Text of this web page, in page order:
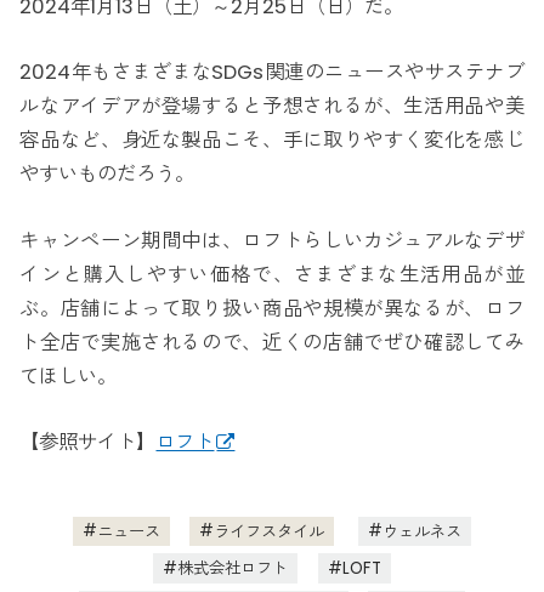
2024年1月13日（土）～2月25日（日）だ。
2024年もさまざまなSDGs関連のニュースやサステナブ
ルなアイデアが登場すると予想されるが、生活用品や美
容品など、身近な製品こそ、手に取りやすく変化を感じ
やすいものだろう。
キャンペーン期間中は、ロフトらしいカジュアルなデザ
インと購入しやすい価格で、さまざまな生活用品が並
ぶ。店舗によって取り扱い商品や規模が異なるが、ロフ
ト全店で実施されるので、近くの店舗でぜひ確認してみ
てほしい。
【参照サイト】 ロフト
ニュース ライフスタイル
ウェルネス
株式会社ロフト
LOFT